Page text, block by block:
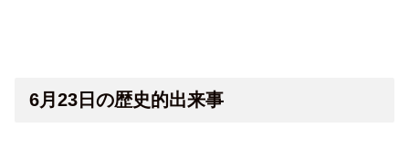
6月23日の歴史的出来事